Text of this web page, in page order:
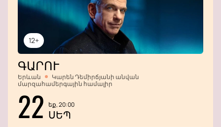
12+
ԳԱՐՈՒ
Երևան
Կարեն Դեմիրճյանի անվան
մարզահամերգային համալիր
22 եք, 20:00
ՍԵՊ